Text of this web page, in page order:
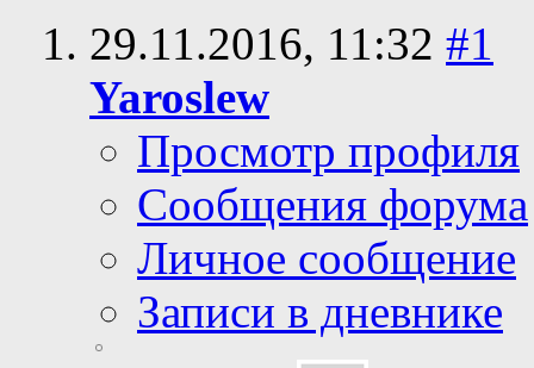
29.11.2016, 11:32 #1
Yaroslew
Просмотр профиля
Сообщения форума
Личное сообщение
Записи в дневнике